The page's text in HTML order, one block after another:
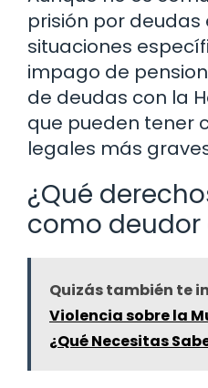
prisión por deudas
situaciones
impago de
de deudas con la
que pueden tener
legales más
¿Qué
como deudor
Quizás también te
Violencia sobre la
¿Qué Necesitas